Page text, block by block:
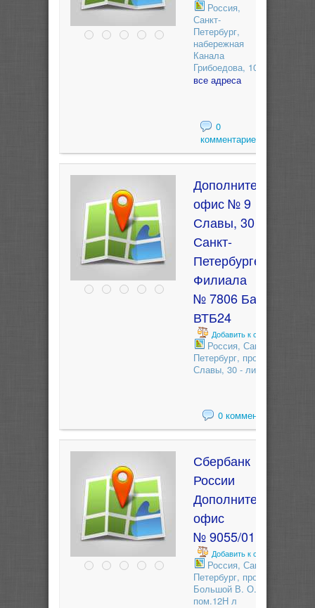
Россия,
Санкт-
Петербург,
набережная
Канала
Грибоедова, 102
все адреса
0
комментариев
Дополнительный
офис № 9
Славы, 30 в г.
Санкт-
Петербурге
Филиала
№ 7806 Банка
ВТБ24
Добавить к сравнению
Россия, Санкт-
Петербург, проспект
Славы, 30 - лит. А
0 комментариев
Сбербанк
России
Дополнительный
офис
№ 9055/01103
Добавить к сравнению
Россия, Санкт-
Петербург, проспект
Большой В. О., 57/15 -
пом.12Н л